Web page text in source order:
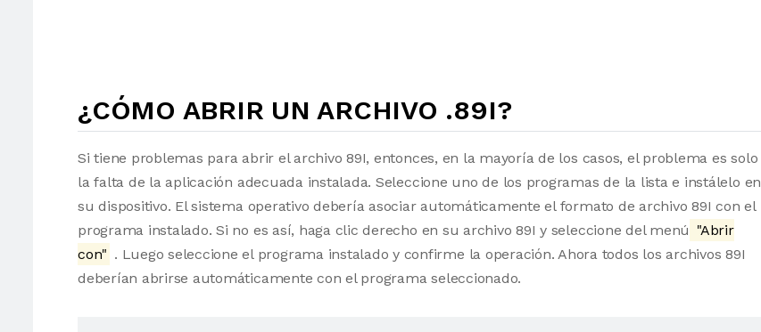
¿CÓMO ABRIR UN ARCHIVO .89I?
Si tiene problemas para abrir el archivo 89I, entonces, en la mayoría de los casos, el problema es solo
la falta de la aplicación adecuada instalada. Seleccione uno de los programas de la lista e instálelo en
su dispositivo. El sistema operativo debería asociar automáticamente el formato de archivo 89I con el
programa instalado. Si no es así, haga clic derecho en su archivo 89I y seleccione del menú "Abrir
con" . Luego seleccione el programa instalado y confirme la operación. Ahora todos los archivos 89I
deberían abrirse automáticamente con el programa seleccionado.